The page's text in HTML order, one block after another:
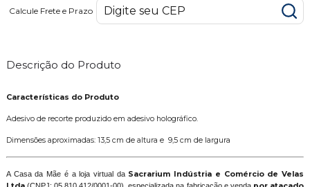
Calcule Frete e Prazo
Descrição do Produto
Características do Produto
Adesivo de recorte produzido em adesivo holográfico.
Dimensões aproximadas: 13,5 cm de altura e 9,5 cm de largura
A Casa da Mãe é a loja virtual daSacrarium Indústria e Comércio de Velas
(CNPJ: 05.810.412/0001-00), especializada na fabricação e venda